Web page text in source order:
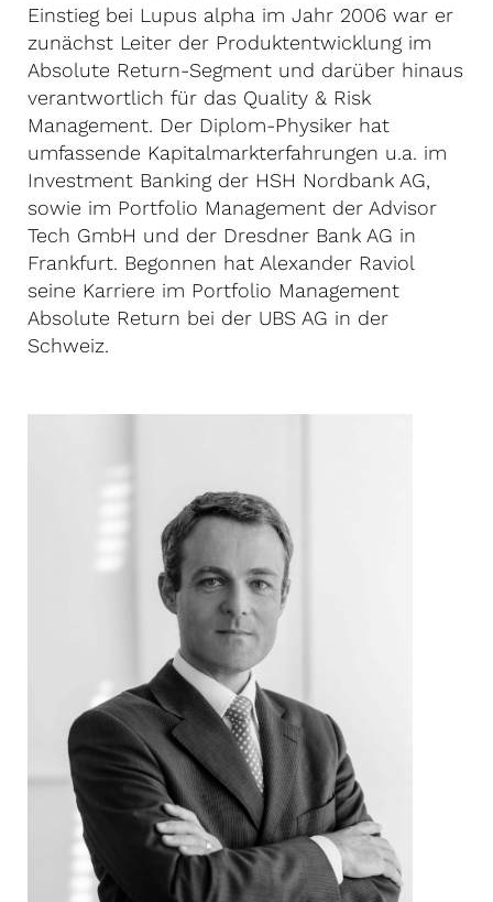
Einstieg bei Lupus alpha im Jahr 2006 war er
zunächst Leiter der Produktentwicklung im
Absolute Return-Segment und darüber hinaus
verantwortlich für das Quality & Risk
Management. Der Diplom-Physiker hat
umfassende Kapitalmarkterfahrungen u.a. im
Investment Banking der HSH Nordbank AG,
sowie im Portfolio Management der Advisor
Tech GmbH und der Dresdner Bank AG in
Frankfurt. Begonnen hat Alexander Raviol
seine Karriere im Portfolio Management
Absolute Return bei der UBS AG in der
Schweiz.